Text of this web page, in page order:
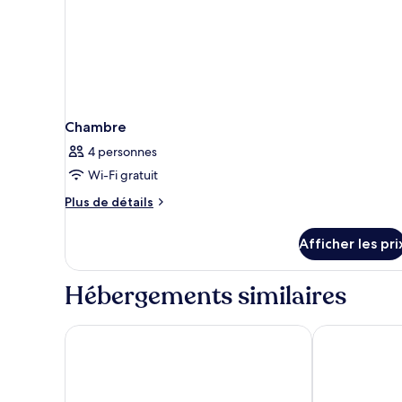
Chambre
4 personnes
Wi-Fi gratuit
Plus de détails
Plus
Chambre
Afficher les
Hébergements similaires
Lopesan Costa Meloneras Resort & SpaSuites & Villas